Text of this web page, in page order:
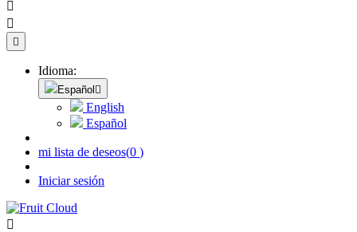



Idioma:
Español 
English
Español
mi lista de deseos(0 )
Iniciar sesión
